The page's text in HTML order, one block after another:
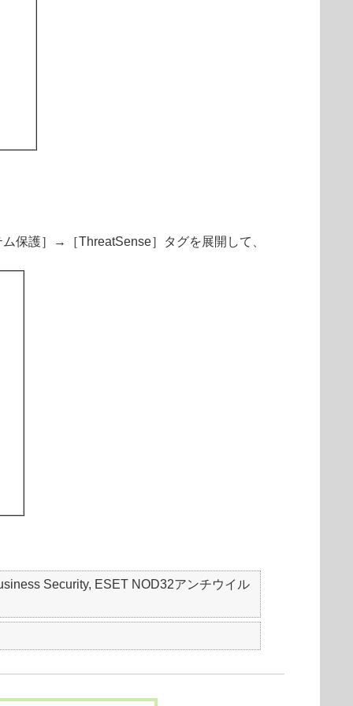
保護］→［ThreatSense］タグを展開して、
Security, ESET NOD32アンチウイル